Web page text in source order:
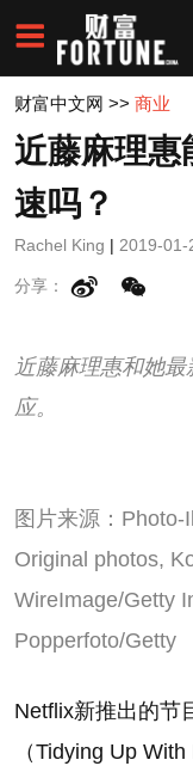
财富中文网 >> 商业
近藤麻理惠
速吗？
Rachel King | 2019-01-
分享：
近藤麻理惠和她
应。
图片来源：
Original photos,
WireImage/Getty
Popperfoto/Getty
Netflix新推出的节
（Tidying Up